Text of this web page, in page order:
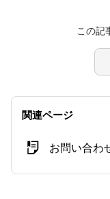
この記
関連ページ
お問い合わ